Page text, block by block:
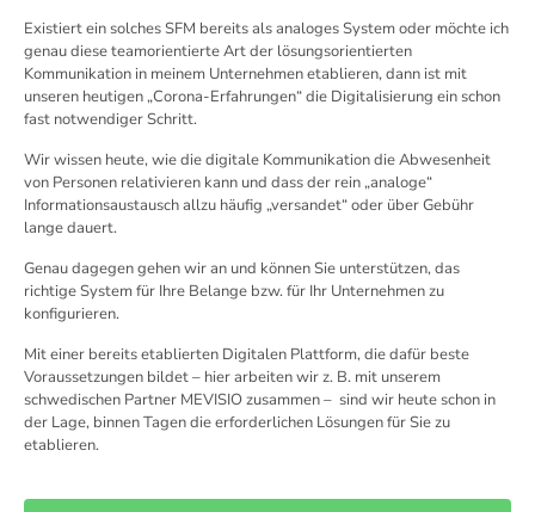
Existiert ein solches SFM bereits als analoges System oder möchte ich
genau diese teamorientierte Art der lösungsorientierten
Kommunikation in meinem Unternehmen etablieren, dann ist mit
unseren heutigen „Corona-Erfahrungen“ die Digitalisierung ein schon
fast notwendiger Schritt.
Wir wissen heute, wie die digitale Kommunikation die Abwesenheit
von Personen relativieren kann und dass der rein „analoge“
Informationsaustausch allzu häufig „versandet“ oder über Gebühr
lange dauert.
Genau dagegen gehen wir an und können Sie unterstützen, das
richtige System für Ihre Belange bzw. für Ihr Unternehmen zu
konfigurieren.
Mit einer bereits etablierten Digitalen Plattform, die dafür beste
Voraussetzungen bildet – hier arbeiten wir z. B. mit unserem
schwedischen Partner MEVISIO zusammen – sind wir heute schon in
der Lage, binnen Tagen die erforderlichen Lösungen für Sie zu
etablieren.